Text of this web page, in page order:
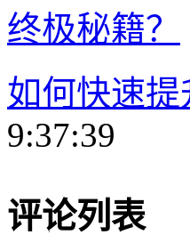
终极秘籍？
如何快速
9:37:39
评论列表